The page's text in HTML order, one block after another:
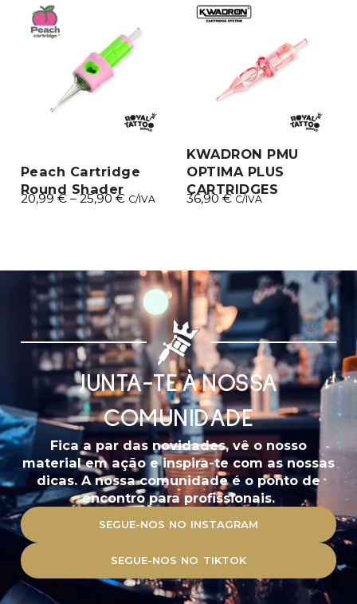
Peach Cartridge
Round Shader
20,99€ – 25,90€ C/IVA
KWADRON PMU
OPTIMA PLUS
CARTRIDGES
36,90€ C/IVA
JUNTA-TE À NOSSA
COMUNIDADE
Fica a par das novidades, vê o nosso
material em ação e inspira-te com as nossas
dicas. A nossa comunidade é o ponto de
encontro para profissionais.
SEGUE-NOS NO INSTAGRAM
SEGUE-NOS NO TIKTOK